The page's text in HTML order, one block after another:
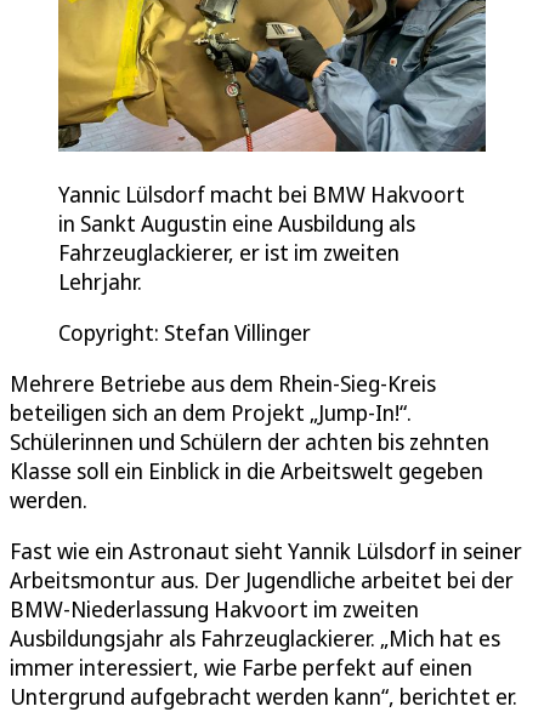
Yannic Lülsdorf macht bei BMW Hakvoort
in Sankt Augustin eine Ausbildung als
Fahrzeuglackierer, er ist im zweiten
Lehrjahr.
Copyright: Stefan Villinger
Mehrere Betriebe aus dem Rhein-Sieg-Kreis
beteiligen sich an dem Projekt „Jump-In!“.
Schülerinnen und Schülern der achten bis zehnten
Klasse soll ein Einblick in die Arbeitswelt gegeben
werden.
Fast wie ein Astronaut sieht Yannik Lülsdorf in seiner
Arbeitsmontur aus. Der Jugendliche arbeitet bei der
BMW-Niederlassung Hakvoort im zweiten
Ausbildungsjahr als Fahrzeuglackierer. „Mich hat es
immer interessiert, wie Farbe perfekt auf einen
Untergrund aufgebracht werden kann“, berichtet er.